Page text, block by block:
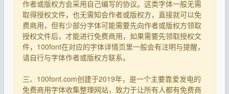
作者或版权方会采用自己编写的协议。这类字体一般无需
取得授权文件，也无需知会作者或版权方，直接就可以免
费商用，但有少部分字体可能需要先向作者或版权方领取
授权文件后，才能进行免费商用，如果需要先领取授权文
件，100font在对应的字体详情页里一般会有注明与提醒，
请自行与字体作者或版权方联系。
三、100font.com创建于2019年，是一个主要靠爱发电的
免费商用字体收集整理网站，致力于让所有人都有免费商